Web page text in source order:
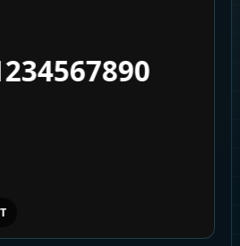
1234567890